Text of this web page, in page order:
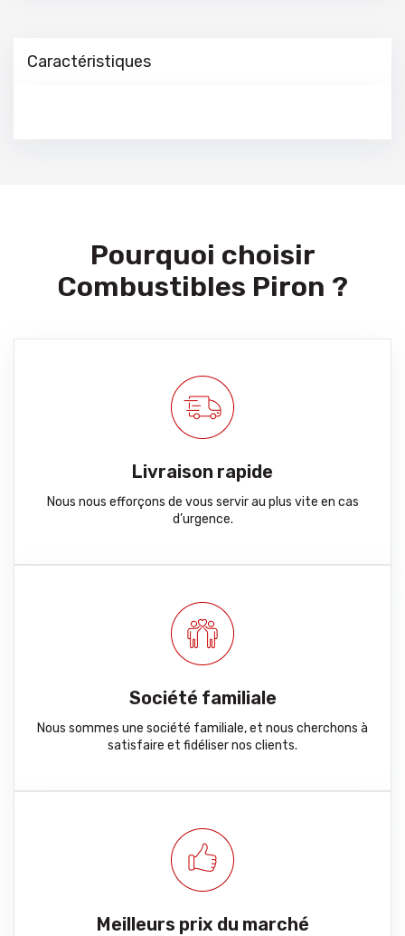
Caractéristiques
Pourquoi choisir
Combustibles Piron ?
Livraison rapide
Nous nous efforçons de vous servir au plus vite en cas
d’urgence.
Société familiale
Nous sommes une société familiale, et nous cherchons à
satisfaire et fidéliser nos clients.
Meilleurs prix du marché